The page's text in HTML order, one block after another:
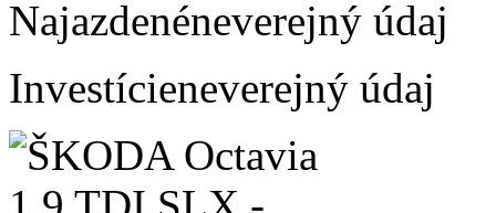
Najazdenéneverejný údaj
Investícieneverejný údaj